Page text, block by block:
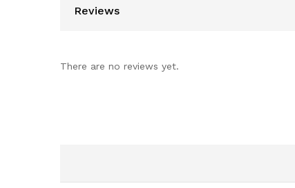
Reviews
There are no reviews yet.